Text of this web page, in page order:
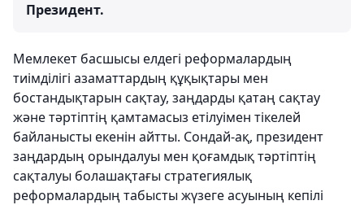
Президент.
Мемлекет басшысы елдегі реформалардың
тиімділігі азаматтардың құқықтары мен
бостандықтарын сақтау, заңдарды қатаң сақтау
және тәртіптің қамтамасыз етілуімен тікелей
байланысты екенін айтты. Сондай-ақ, президент
заңдардың орындалуы мен қоғамдық тәртіптің
сақталуы болашақтағы стратегиялық
реформалардың табысты жүзеге асуының кепілі